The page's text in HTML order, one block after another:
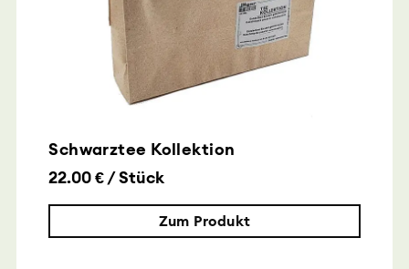
Schwarztee Kollektion
22.00 € / Stück
Zum Produkt